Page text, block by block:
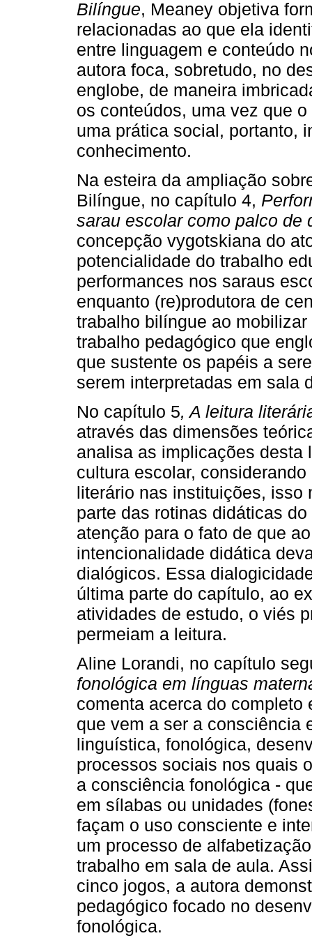
Bilíngue, Meaney objetiva
relacionadas ao que ela
entre linguagem e conteúdo
autora foca, sobretudo, no
englobe, de maneira
os conteúdos, uma vez que
uma prática social, portanto,
conhecimento.
Na esteira da ampliação
Bilíngue, no capítulo 4,
sarau escolar como palco de
concepção vygotskiana do
potencialidade do trabalho
performances nos saraus
enquanto (re)produtora de
trabalho bilíngue ao
trabalho pedagógico que
que sustente os papéis a
serem interpretadas em sala
No capítulo 5, A leitura
através das dimensões
analisa as implicações desta
cultura escolar,
literário nas instituições, isso
parte das rotinas didáticas
atenção para o fato de que
intencionalidade didática
dialógicos. Essa
última parte do capítulo, ao
atividades de estudo, o viés
permeiam a leitura.
Aline Lorandi, no capítulo
fonológica em línguas
comenta acerca do completo
que vem a ser a consciência
linguística, fonológica,
processos sociais nos quais
a consciência fonológica -
em sílabas ou unidades
façam o uso consciente e
um processo de
trabalho em sala de aula.
cinco jogos, a autora
pedagógico focado no
fonológica.